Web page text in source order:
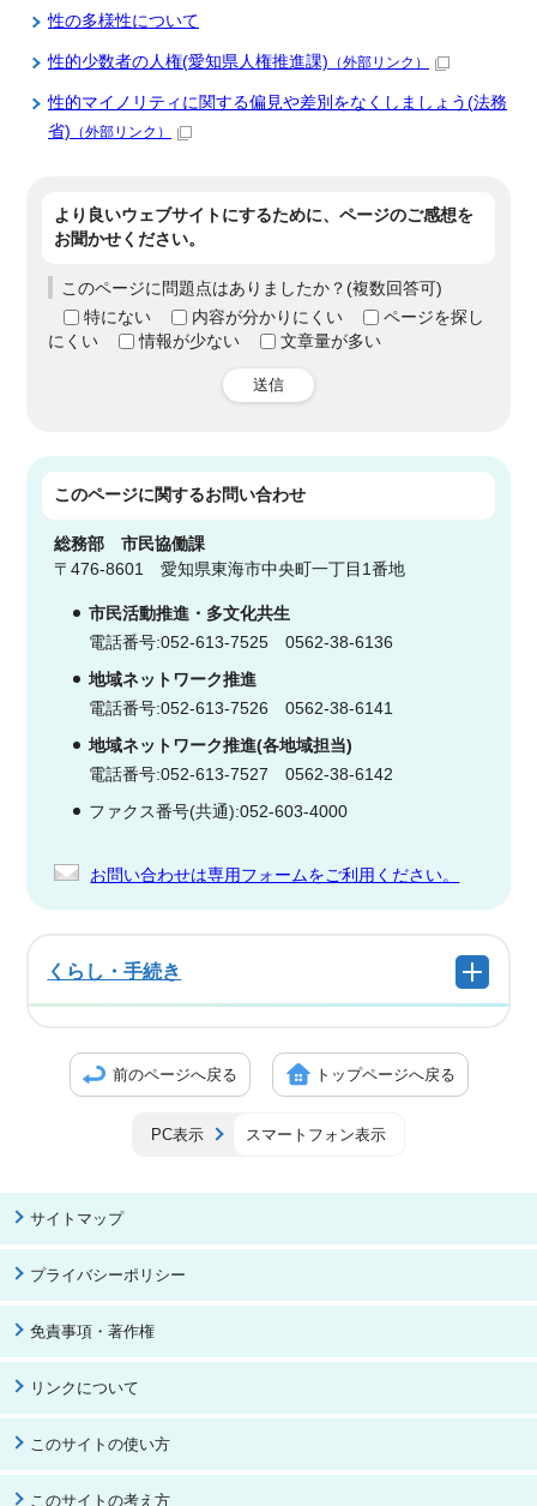
性の多様性について
性的少数者の人権(愛知県人権推進課) （外部リンク）
性的マイノリティに関する偏見や差別をなくしましょう(法務
省) （外部リンク）
より良いウェブサイトにするために、ページのご感想を
お聞かせください。
このページに問題点はありましたか？(複数回答可)
特にない
内容が分かりにくい
ページを探し
にくい
情報が少ない 文章量が多い
送信
このページに関するお問い合わせ
総務部市民協働課
〒476-8601 愛知県東海市中央町一丁目1番地
市民活動推進・多文化共生
電話番号:052-613-7525 0562-38-6136
地域ネットワーク推進
電話番号:052-613-7526 0562-38-6141
地域ネットワーク推進(各地域担当)
電話番号:052-613-7527 0562-38-6142
ファクス番号(共通):052-603-4000
お問い合わせは専用フォームをご利用ください。
くらし・手続き
前のページへ戻る トップページへ戻る
PC表示 スマートフォン表示
サイトマップ
プライバシーポリシー
免責事項・著作権
リンクについて
このサイトの使い方
このサイトの考え方